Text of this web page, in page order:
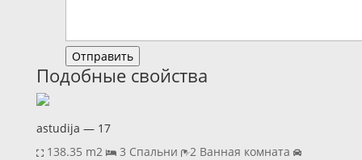
Отправить
Подобные свойства
astudija — 17
138.35 m2
3 Спальни
2 Ванная комната